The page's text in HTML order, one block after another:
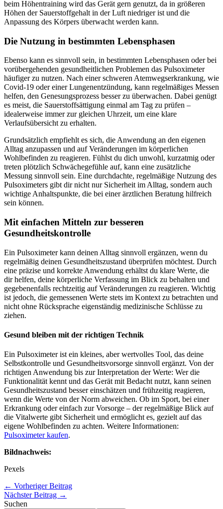
beim Höhentraining wird das Gerät gern genutzt, da in größeren
Höhen der Sauerstoffgehalt in der Luft niedriger ist und die
Anpassung des Körpers überwacht werden kann.
Die Nutzung in bestimmten Lebensphasen
Ebenso kann es sinnvoll sein, in bestimmten Lebensphasen oder bei
vorübergehenden gesundheitlichen Problemen das Pulsoximeter
häufiger zu nutzen. Nach einer schweren Atemwegserkrankung, wie
Covid-19 oder einer Lungenentzündung, kann regelmäßiges Messen
helfen, den Genesungsprozess besser zu überwachen. Dabei genügt
es meist, die Sauerstoffsättigung einmal am Tag zu prüfen –
idealerweise immer zur gleichen Uhrzeit, um eine klare
Verlaufsübersicht zu erhalten.
Grundsätzlich empfiehlt es sich, die Anwendung an den eigenen
Alltag anzupassen und auf Veränderungen im körperlichen
Wohlbefinden zu reagieren. Fühlst du dich unwohl, kurzatmig oder
treten plötzlich Schwächegefühle auf, kann eine zusätzliche
Messung sinnvoll sein. Eine durchdachte, regelmäßige Nutzung des
Pulsoximeters gibt dir nicht nur Sicherheit im Alltag, sondern auch
wichtige Anhaltspunkte, die bei einer ärztlichen Beratung hilfreich
sein können.
Mit einfachen Mitteln zur besseren
Gesundheitskontrolle
Ein Pulsoximeter kann deinen Alltag sinnvoll ergänzen, wenn du
regelmäßig deinen Gesundheitszustand überprüfen möchtest. Durch
eine präzise und korrekte Anwendung erhältst du klare Werte, die
dir helfen, deine körperliche Verfassung im Blick zu behalten und
gegebenenfalls rechtzeitig auf Veränderungen zu reagieren. Wichtig
ist jedoch, die gemessenen Werte stets im Kontext zu betrachten und
nicht ohne Rücksprache eigenständig medizinische Schlüsse zu
ziehen.
Gesund bleiben mit der richtigen Technik
Ein Pulsoximeter ist ein kleines, aber wertvolles Tool, das deine
Selbstkontrolle und Gesundheitsvorsorge sinnvoll ergänzt. Von der
richtigen Anwendung bis zur Interpretation der Werte: Wer die
Funktionalität kennt und das Gerät mit Bedacht nutzt, kann seinen
Gesundheitszustand besser einschätzen und frühzeitig reagieren,
wenn die Werte von der Norm abweichen. Ob im Sport, bei einer
Erkrankung oder einfach zur Vorsorge – der regelmäßige Blick auf
die Vitalwerte gibt Sicherheit und ermöglicht es, gezielt auf das
eigene Wohlbefinden zu achten. Weitere Informationen:
Pulsoximeter kaufen.
Bildnachweis:
Pexels
← Vorheriger Beitrag
Nächster Beitrag →
Suchen